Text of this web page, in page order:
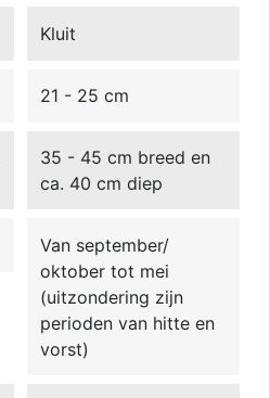
Kluit
21 - 25 cm
35 - 45 cm breed en
ca. 40 cm diep
Van september/
oktober tot mei
(uitzondering zijn
perioden van hitte en
vorst)